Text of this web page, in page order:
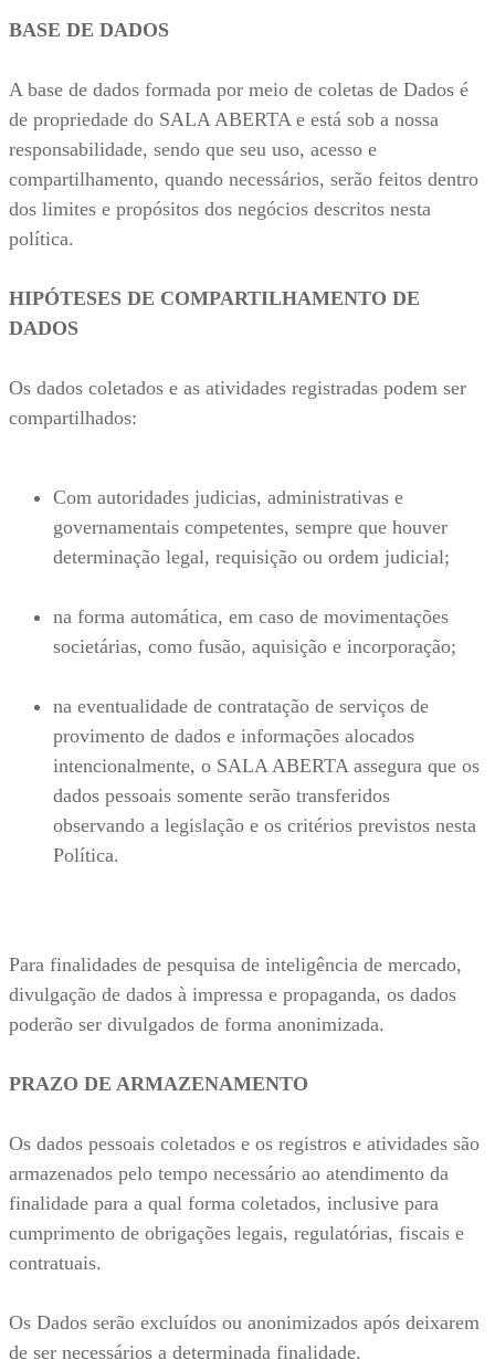
BASE DE DADOS
A base de dados formada por meio de coletas de Dados é
de propriedade do SALA ABERTA e está sob a nossa
responsabilidade, sendo que seu uso, acesso e
compartilhamento, quando necessários, serão feitos dentro
dos limites e propósitos dos negócios descritos nesta
política.
HIPÓTESES DE COMPARTILHAMENTO DE
DADOS
Os dados coletados e as atividades registradas podem ser
compartilhados:
Com autoridades judicias, administrativas e
governamentais competentes, sempre que houver
determinação legal, requisição ou ordem judicial;
na forma automática, em caso de movimentações
societárias, como fusão, aquisição e incorporação;
na eventualidade de contratação de serviços de
provimento de dados e informações alocados
intencionalmente, o SALA ABERTA assegura que os
dados pessoais somente serão transferidos
observando a legislação e os critérios previstos nesta
Política.
Para finalidades de pesquisa de inteligência de mercado,
divulgação de dados à impressa e propaganda, os dados
poderão ser divulgados de forma anonimizada.
PRAZO DE ARMAZENAMENTO
Os dados pessoais coletados e os registros e atividades são
armazenados pelo tempo necessário ao atendimento da
finalidade para a qual forma coletados, inclusive para
cumprimento de obrigações legais, regulatórias, fiscais e
contratuais.
Os Dados serão excluídos ou anonimizados após deixarem
de ser necessários a determinada finalidade.